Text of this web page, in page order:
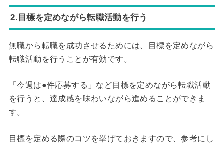
2.目標を定めながら転職活動を行う
無職から転職を成功させるためには、目標を定めながら
転職活動を行うことが有効です。
「今週は●件応募する」など目標を定めながら転職活動
を行うと、達成感を味わいながら進めることができま
す。
目標を定める際のコツを挙げておきますので、参考にし